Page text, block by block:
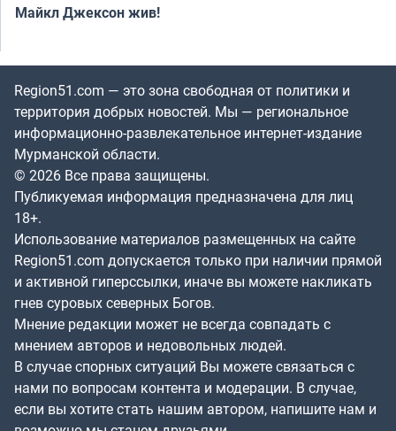
Майкл Джексон жив!
Region51.com — это зона свободная от политики и
территория добрых новостей. Мы — региональное
информационно-развлекательное интернет-издание
Мурманской области.
© 2026 Все права защищены.
Публикуемая информация предназначена для лиц
18+.
Использование материалов размещенных на сайте
Region51.com допускается только при наличии прямой
и активной гиперссылки, иначе вы можете накликать
гнев суровых северных Богов.
Мнение редакции может не всегда совпадать с
мнением авторов и недовольных людей.
В случае спорных ситуаций Вы можете связаться с
нами по вопросам контента и модерации. В случае,
если вы хотите стать нашим автором, напишите нам и